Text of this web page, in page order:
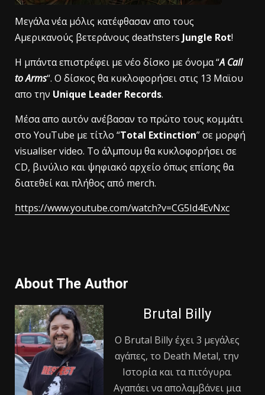
Μεγάλα νέα μόλις κατέφθασαν απο τους
Αμερικανούς βετεράνους deathsters Jungle Rot!
H μπάντα επιστρέφει με νέο δίσκο με όνομα “A Call
to Arms“. Ο δίσκος θα κυκλοφορήσει στις 13 Μαϊου
απο την Unique Leader Records.
Mέσα απο αυτόν ανέβασαν το πρώτο τους κομμάτι
στο YouTube με τίτλο “Total Extinction” σε μορφή
visualiser video. Το άλμπουμ θα κυκλοφορήσει σε
CD, βινύλιο και ψηφιακό αρχείο όπως επίσης θα
διατεθεί και πλήθος από merch.
https://www.youtube.com/watch?v=CG5Id4EvNxc
About The Author
Brutal Billy
Ο Βrutal Βilly έχει 3 μεγάλες
αγάπες, το Death Metal, την
Ιστορία και τα πιτόγυρα.
Αγαπάει να απολαμβάνει μια